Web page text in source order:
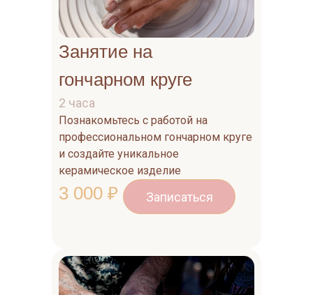
Занятие на
гончарном круге
2 часа
Познакомьтесь с работой на
профессиональном гончарном круге
и создайте уникальное
керамическое изделие
3 000 ₽ Записаться